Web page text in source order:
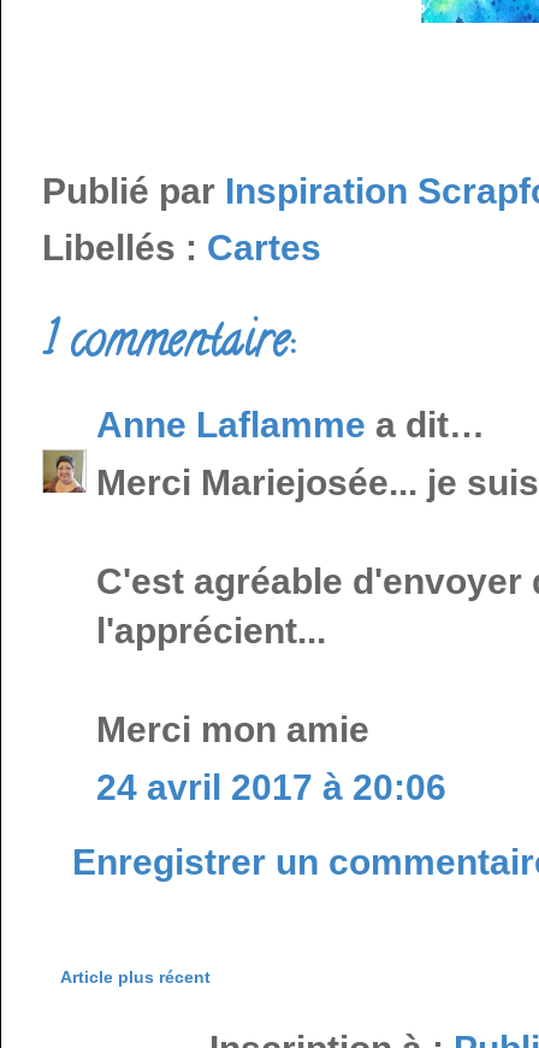
Publié par Inspiration
Libellés : Cartes
1 commentaire:
Anne Laflamme a dit…
Merci Mariejosée... je
C'est agréable
l'apprécient...
Merci mon amie
24 avril 2017 à 20:06
Enregistrer un
Article plus récent